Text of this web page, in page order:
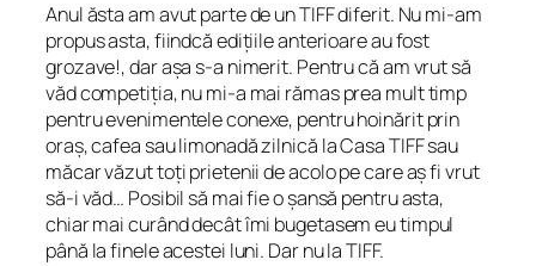
Anul ăsta am avut parte de un TIFF diferit. Nu mi-am
propus asta, fiindcă edițiile anterioare au fost
grozave!, dar așa s-a nimerit. Pentru că am vrut să
văd competiția, nu mi-a mai rămas prea mult timp
pentru evenimentele conexe, pentru hoinărit prin
oraș, cafea sau limonadă zilnică la Casa TIFF sau
măcar văzut toți prietenii de acolo pe care aș fi vrut
să-i văd… Posibil să mai fie o șansă pentru asta,
chiar mai curând decât îmi bugetasem eu timpul
până la finele acestei luni. Dar nu la TIFF.